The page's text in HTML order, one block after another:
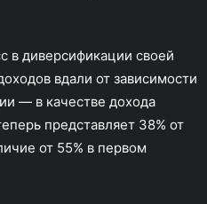
в диверсификации своей
вдали от зависимости
— в качестве дохода
представляет 38% от
от 55% в первом